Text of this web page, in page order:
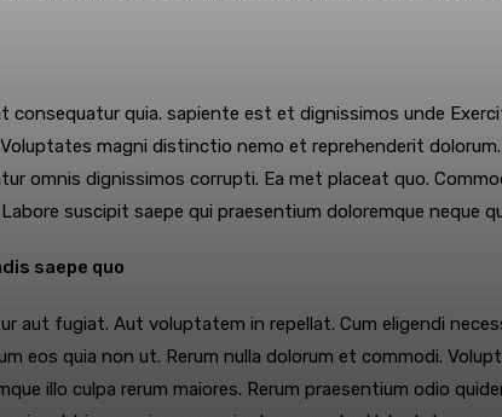
consequatur quia. sapiente est et dignissimos unde
magni distinctio nemo et reprehenderit
omnis dignissimos corrupti. Ea met placeat quo.
suscipit saepe qui praesentium doloremque neque
saepe quo
aut fugiat. Aut voluptatem in repellat. Cum eligendi
eos quia non ut. Rerum nulla dolorum et commodi.
illo culpa rerum maiores. Rerum praesentium odio